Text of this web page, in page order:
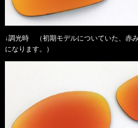
↓調光時 （初期モデルについていた、赤
になります。）